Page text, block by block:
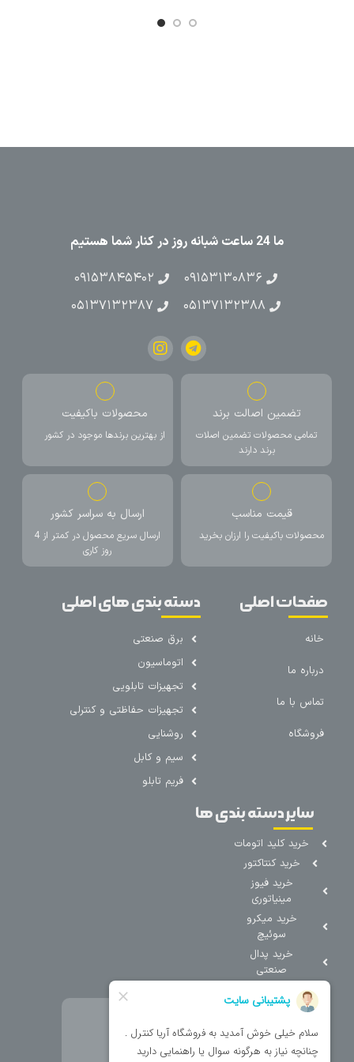
ما 24 ساعت شبانه روز در کنار شما هستیم
۰۹۱۵۳۱۳۰۸۳۶
۰۹۱۵۳۸۴۵۴۰۲
۰۵۱۳۷۱۳۲۳۸۸
۰۵۱۳۷۱۳۲۳۸۷
تضمین اصالت برند
تمامی محصولات تضمین اصلات
برند دارند
محصولات باکیفیت
از بهترین برندها موجود در کشور
قیمت مناسب
محصولات باکیفیت را ارزان بخرید
ارسال به سراسر کشور
ارسال سریع محصول در کمتر از 4
روز کاری
صفحات اصلی
خانه
درباره ما
تماس با ما
فروشگاه
دسته بندی های اصلی
برق صنعتی
اتوماسیون
تجهیزات تابلویی
تجهیزات حفاظتی و کنترلی
روشنایی
سیم و کابل
فریم تابلو
سایر دسته بندی ها
خرید کلید اتومات
خرید کنتاکتور
خرید فیوز
مینیاتوری
خرید میکرو
سوئیچ
خرید پدال
صنعتی